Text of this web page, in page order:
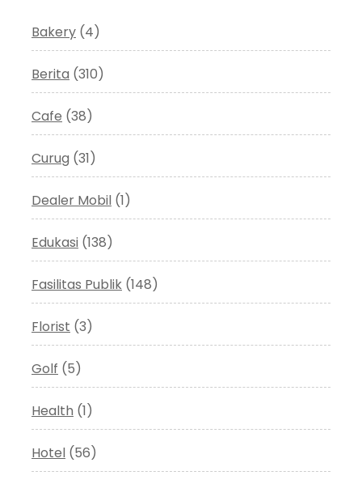
Bakery (4)
Berita (310)
Cafe (38)
Curug (31)
Dealer Mobil (1)
Edukasi (138)
Fasilitas Publik (148)
Florist (3)
Golf (5)
Health (1)
Hotel (56)